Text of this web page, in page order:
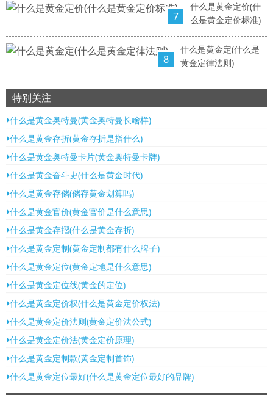
7
什么是黄金定价(什
么是黄金定价标准)
8
什么是黄金定(什么是
黄金定律法则)
特别关注
什么是黄金奥特曼(黄金奥特曼长啥样)
什么是黄金存折(黄金存折是指什么)
什么是黄金奥特曼卡片(黄金奥特曼卡牌)
什么是黄金奋斗史(什么是黄金时代)
什么是黄金存储(储存黄金划算吗)
什么是黄金官价(黄金官价是什么意思)
什么是黄金存摺(什么是黄金存折)
什么是黄金定制(黄金定制都有什么牌子)
什么是黄金定位(黄金定地是什么意思)
什么是黄金定位线(黄金的定位)
什么是黄金定价权(什么是黄金定价权法)
什么是黄金定价法则(黄金定价法公式)
什么是黄金定价法(黄金定价原理)
什么是黄金定制款(黄金定制首饰)
什么是黄金定位最好(什么是黄金定位最好的品牌)